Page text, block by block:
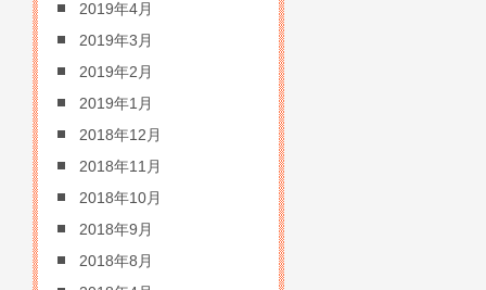
2019年4月
2019年3月
2019年2月
2019年1月
2018年12月
2018年11月
2018年10月
2018年9月
2018年8月